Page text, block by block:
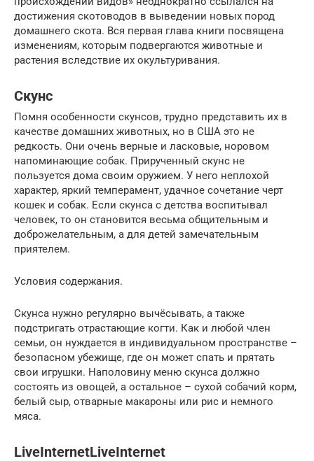
достижения скотоводов в выведении новых пород
домашнего скота. Вся первая глава книги посвящена
изменениям, которым подвергаются животные и
растения вследствие их окультуривания.
Скунс
Помня особенности скунсов, трудно представить их в
качестве домашних животных, но в США это не
редкость. Они очень верные и ласковые, норовом
напоминающие собак. Прирученный скунс не
пользуется дома своим оружием. У него неплохой
характер, яркий темперамент, удачное сочетание черт
кошек и собак. Если скунса с детства воспитывал
человек, то он становится весьма общительным и
доброжелательным, а для детей замечательным
приятелем.
Условия содержания.
Скунса нужно регулярно вычёсывать, а также
подстригать отрастающие когти. Как и любой член
семьи, он нуждается в индивидуальном пространстве –
безопасном убежище, где он может спать и прятать
свои игрушки. Наполовину меню скунса должно
состоять из овощей, а остальное – сухой собачий корм,
белый сыр, отварные макароны или рис и немного
мяса.
LiveInternetLiveInternet